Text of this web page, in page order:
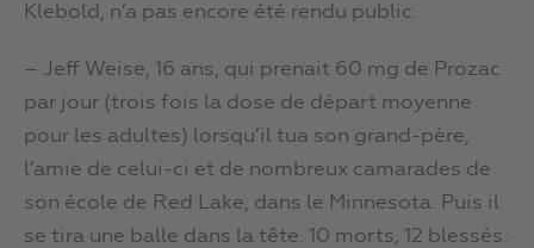
Klebold, n’a pas encore été rendu public.
– Jeff Weise, 16 ans, qui prenait 60 mg de Prozac
par jour (trois fois la dose de départ moyenne
pour les adultes) lorsqu’il tua son grand-père,
l’amie de celui-ci et de nombreux camarades de
son école de Red Lake, dans le Minnesota. Puis il
se tira une balle dans la tête. 10 morts, 12 blessés.